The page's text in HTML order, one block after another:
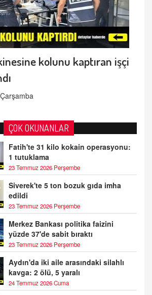
kolunu kaptıran işçi
ÇOK OKUNANLAR
Fatih'te 31 kilo kokain operasyonu:
1 tutuklama
23 Temmuz 2026 Perşembe
Siverek'te 5 ton bozuk gıda imha
edildi
23 Temmuz 2026 Perşembe
Merkez Bankası politika faizini
yüzde 37'de sabit bıraktı
23 Temmuz 2026 Perşembe
Aydın'da iki aile arasındaki silahlı
kavga: 2 ölü, 5 yaralı
24 Temmuz 2026 Cuma